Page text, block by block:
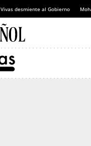
Vivas desmiente al Gobierno